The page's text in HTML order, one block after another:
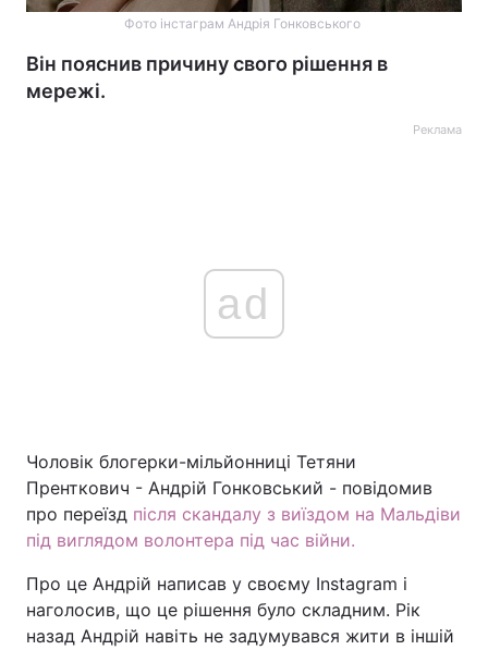
Фото інстаграм Андрія Гонковського
Він пояснив причину свого рішення в
мережі.
Реклама
ad
Чоловік блогерки-мільйонниці Тетяни
Пренткович - Андрій Гонковський - повідомив
про переїзд після скандалу з виїздом на Мальдіви
під виглядом волонтера під час війни.
Про це Андрій написав у своєму Instagram і
наголосив, що це рішення було складним. Рік
назад Андрій навіть не задумувався жити в іншій